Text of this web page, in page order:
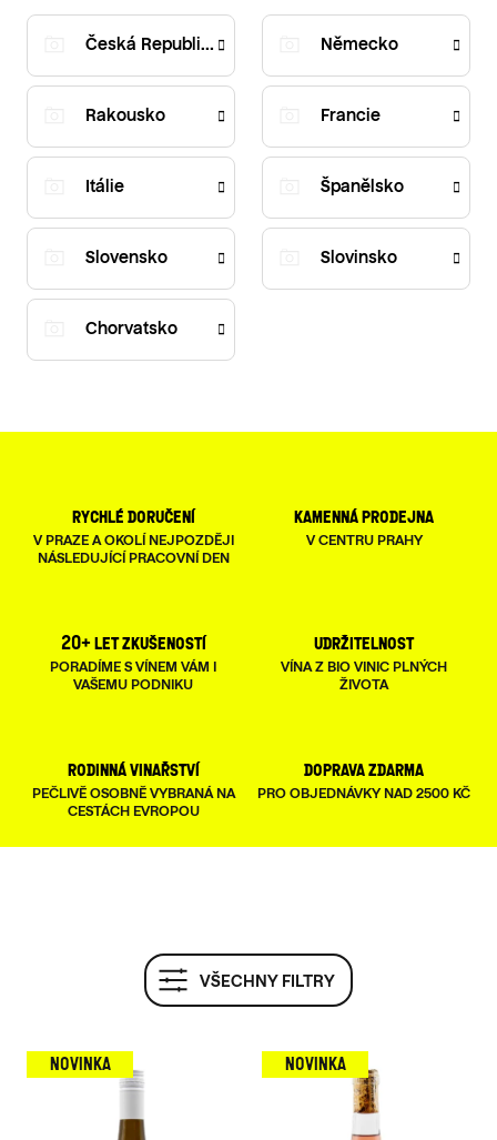
Česká Republika Německo
Rakousko Francie
Itálie Španělsko
Slovensko Slovinsko
Chorvatsko
rychlé doručení
V PRAZE A OKOLÍ NEJPOZDĚJI
NÁSLEDUJÍCÍ PRACOVNÍ DEN
kamenná prodejna
V CENTRU PRAHY
20+ let zkušeností
PORADÍME S VÍNEM VÁM I
VAŠEMU PODNIKU
udržitelnost
VÍNA Z BIO VINIC PLNÝCH
ŽIVOTA
rodinná vinařství
PEČLIVĚ OSOBNĚ VYBRANÁ NA
CESTÁCH EVROPOU
doprava zdarma
PRO OBJEDNÁVKY NAD 2500 KČ
VŠECHNY FILTRY
NOVINKA NOVINKA